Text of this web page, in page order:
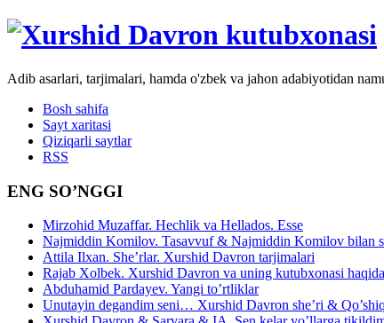
Adib asarlari, tarjimalari, hamda o'zbek va jahon adabiyotidan
Bosh sahifa
Sayt xaritasi
Qiziqarli saytlar
RSS
ENG SO’NGGI
Mirzohid Muzaffar. Hechlik va Hellados. Esse
Najmiddin Komilov. Tasavvuf & Najmiddin Komilov bilan
Attila Ilxan. She’rlar. Xurshid Davron tarjimalari
Rajab Xolbek. Xurshid Davron va uning kutubxonasi haqida
Abduhamid Pardayev. Yangi to’rtliklar
Unutayin degandim seni… Xurshid Davron she’ri & Qo’shiq